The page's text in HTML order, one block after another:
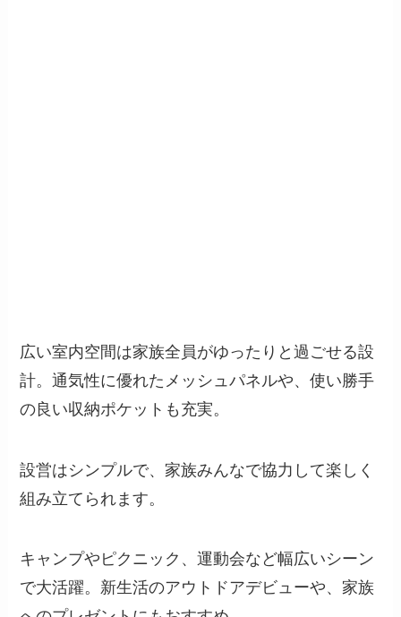
広い室内空間は家族全員がゆったりと過ごせる設
計。通気性に優れたメッシュパネルや、使い勝手
の良い収納ポケットも充実。
設営はシンプルで、家族みんなで協力して楽しく
組み立てられます。
キャンプやピクニック、運動会など幅広いシーン
で大活躍。新生活のアウトドアデビューや、家族